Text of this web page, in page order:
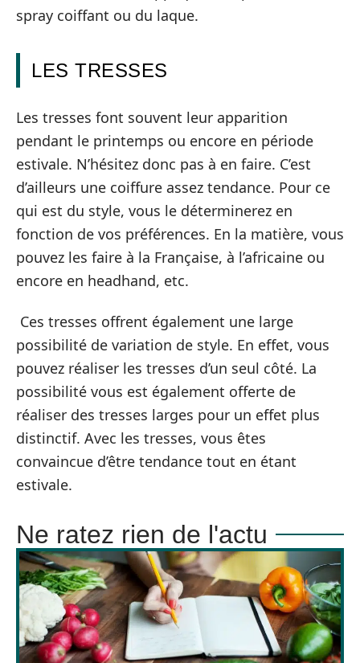
spray coiffant ou du laque.
LES TRESSES
Les tresses font souvent leur apparition
pendant le printemps ou encore en période
estivale. N’hésitez donc pas à en faire. C’est
d’ailleurs une coiffure assez tendance. Pour ce
qui est du style, vous le déterminerez en
fonction de vos préférences. En la matière, vous
pouvez les faire à la Française, à l’africaine ou
encore en headhand, etc.
Ces tresses offrent également une large
possibilité de variation de style. En effet, vous
pouvez réaliser les tresses d’un seul côté. La
possibilité vous est également offerte de
réaliser des tresses larges pour un effet plus
distinctif. Avec les tresses, vous êtes
convaincue d’être tendance tout en étant
estivale.
Ne ratez rien de l'actu